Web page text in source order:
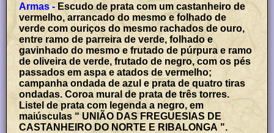
Armas - Escudo de prata com um castanheiro de
vermelho, arrancado do mesmo e folhado de
verde com ouriços do mesmo rachados de ouro,
entre ramo de parreira de verde, folhado e
gavinhado do mesmo e frutado de púrpura e ramo
de oliveira de verde, frutado de negro, com os pés
passados em aspa e atados de vermelho;
campanha ondada de azul e prata de quatro tiras
ondadas. Coroa mural de prata de três torres.
Listel de prata com legenda a negro, em
maiúsculas “ UNIÃO DAS FREGUESIAS DE
CASTANHEIRO DO NORTE E RIBALONGA ".